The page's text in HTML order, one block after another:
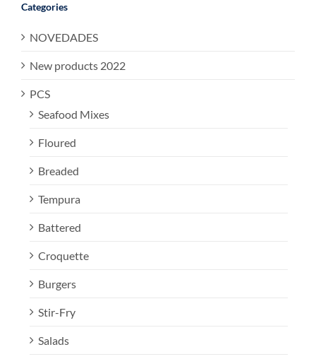
Categories
NOVEDADES
New products 2022
PCS
Seafood Mixes
Floured
Breaded
Tempura
Battered
Croquette
Burgers
Stir-Fry
Salads